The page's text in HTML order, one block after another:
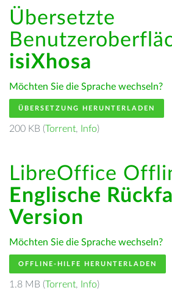
Übersetzte
isiXhosa
Möchten Sie die Sprache wechseln?
ÜBERSETZUNG HERUNTERLADEN
200 KB (Torrent, Info)
LibreOffice
Englische
Version
Möchten Sie die Sprache wechseln?
OFFLINE-HILFE HERUNTERLADEN
1.8 MB (Torrent, Info)